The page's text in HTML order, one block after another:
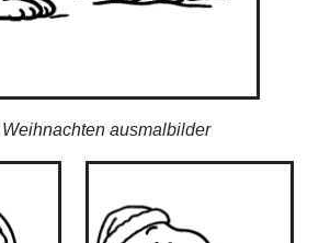
ausmalbilder